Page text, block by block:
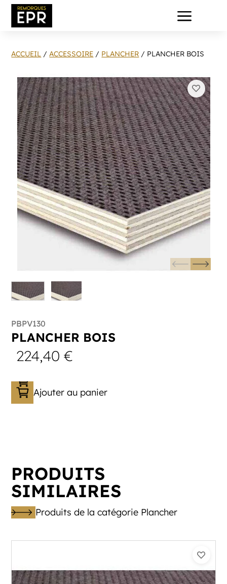
a
ACCUEIL /ACCESSOIRE / PLANCHER / PLANCHER BOIS
PBPV130
PLANCHER BOIS
224,40€
Ajouter au panier
PRODUITS
SIMILAIRES
Produits de la catégorie Plancher